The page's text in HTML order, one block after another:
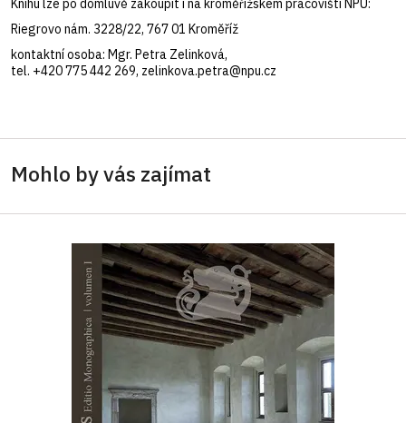
Knihu lze po domluvě zakoupit i na kroměřížském pracovišti NPÚ:
Riegrovo nám. 3228/22, 767 01 Kroměříž
kontaktní osoba: Mgr. Petra Zelinková,
tel. +420 775 442 269, zelinkova.petra@npu.cz
Mohlo by vás zajímat